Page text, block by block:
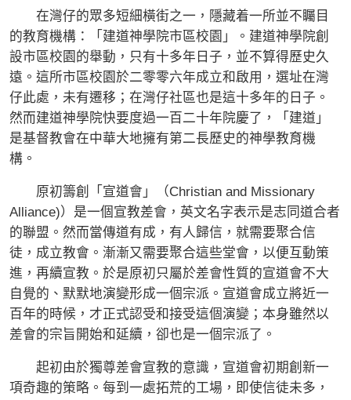
在灣仔的眾多短細橫街之一，隱藏着一所並不矚目
的教育機構：「建道神學院市區校園」。建道神學院創
設市區校園的舉動，只有十多年日子，並不算得歷史久
遠。這所市區校園於二零零六年成立和啟用，選址在灣
仔此處，未有遷移；在灣仔社區也是這十多年的日子。
然而建道神學院快要度過一百二十年院慶了，「建道」
是基督教會在中華大地擁有第二長歷史的神學教育機
構。
原初籌創「宣道會」（Christian and Missionary
Alliance)）是一個宣教差會，英文名字表示是志同道合者
的聯盟。然而當傳道有成，有人歸信，就需要聚合信
徒，成立教會。漸漸又需要聚合這些堂會，以便互動策
進，再續宣教。於是原初只屬於差會性質的宣道會不大
自覺的、默默地演變形成一個宗派。宣道會成立將近一
百年的時候，才正式認受和接受這個演變；本身雖然以
差會的宗旨開始和延續，卻也是一個宗派了。
起初由於獨尊差會宣教的意識，宣道會初期創新一
項奇趣的策略。每到一處拓荒的工場，即使信徒未多，